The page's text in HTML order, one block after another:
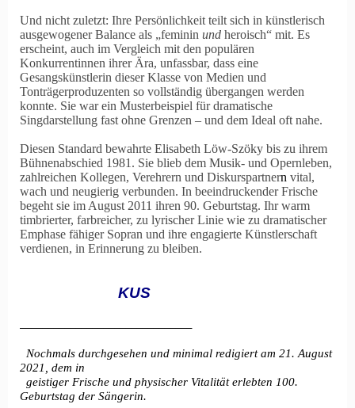
Und nicht zuletzt: Ihre Persönlichkeit teilt sich in künstlerisch
ausgewogener Balance als „feminin und heroisch“ mit. Es
erscheint, auch im Vergleich mit den populären
Konkurrentinnen ihrer Ära, unfassbar, dass eine
Gesangskünstlerin dieser Klasse von Medien und
Tonträgerproduzenten so vollständig übergangen werden
konnte. Sie war ein Musterbeispiel für dramatische
Singdarstellung fast ohne Grenzen – und dem Ideal oft nahe.
Diesen Standard bewahrte Elisabeth Löw-Szöky bis zu ihrem
Bühnenabschied 1981. Sie blieb dem Musik- und Opernleben,
zahlreichen Kollegen, Verehrern und Diskurspartnern vital,
wach und neugierig verbunden. In beeindruckender Frische
begeht sie im August 2011 ihren 90. Geburtstag. Ihr warm
timbrierter, farbreicher, zu lyrischer Linie wie zu dramatischer
Emphase fähiger Sopran und ihre engagierte Künstlerschaft
verdienen, in Erinnerung zu bleiben.
KUS
Nochmals durchgesehen und minimal redigiert am 21. August
2021, dem in
geistiger Frische und physischer Vitalität erlebten 100.
Geburtstag der Sängerin.